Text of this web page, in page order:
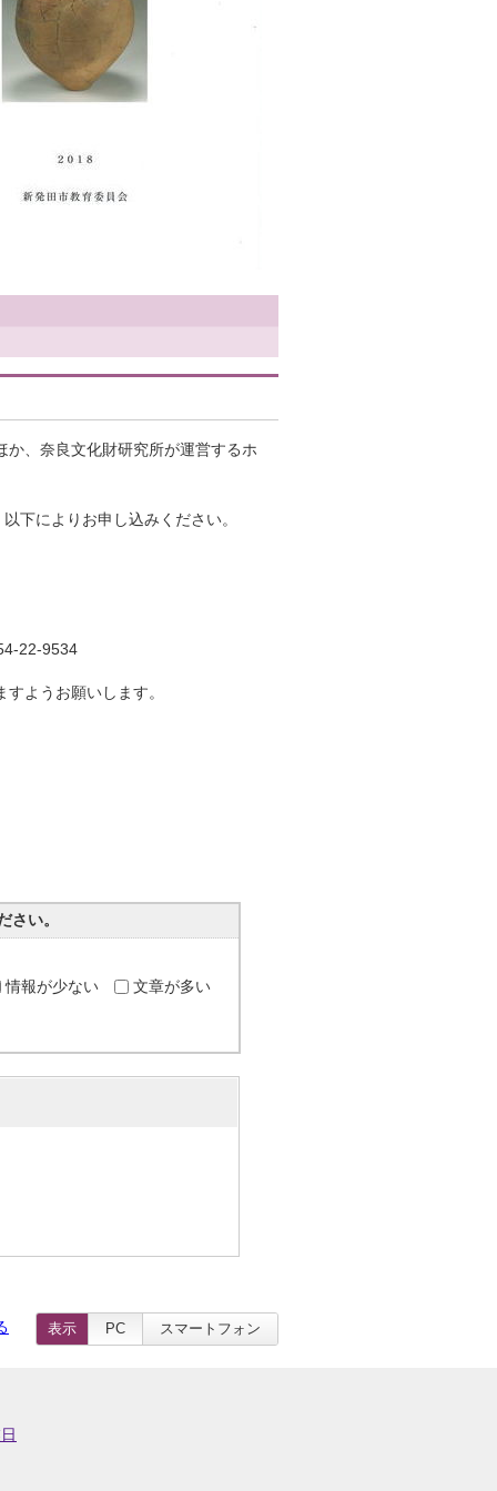
、奈良文化財研究所が運営するホ
下によりお申し込みください。
9534
お願いします。
さい。
情報が少ない 文章が多い
表示 PC スマートフォン